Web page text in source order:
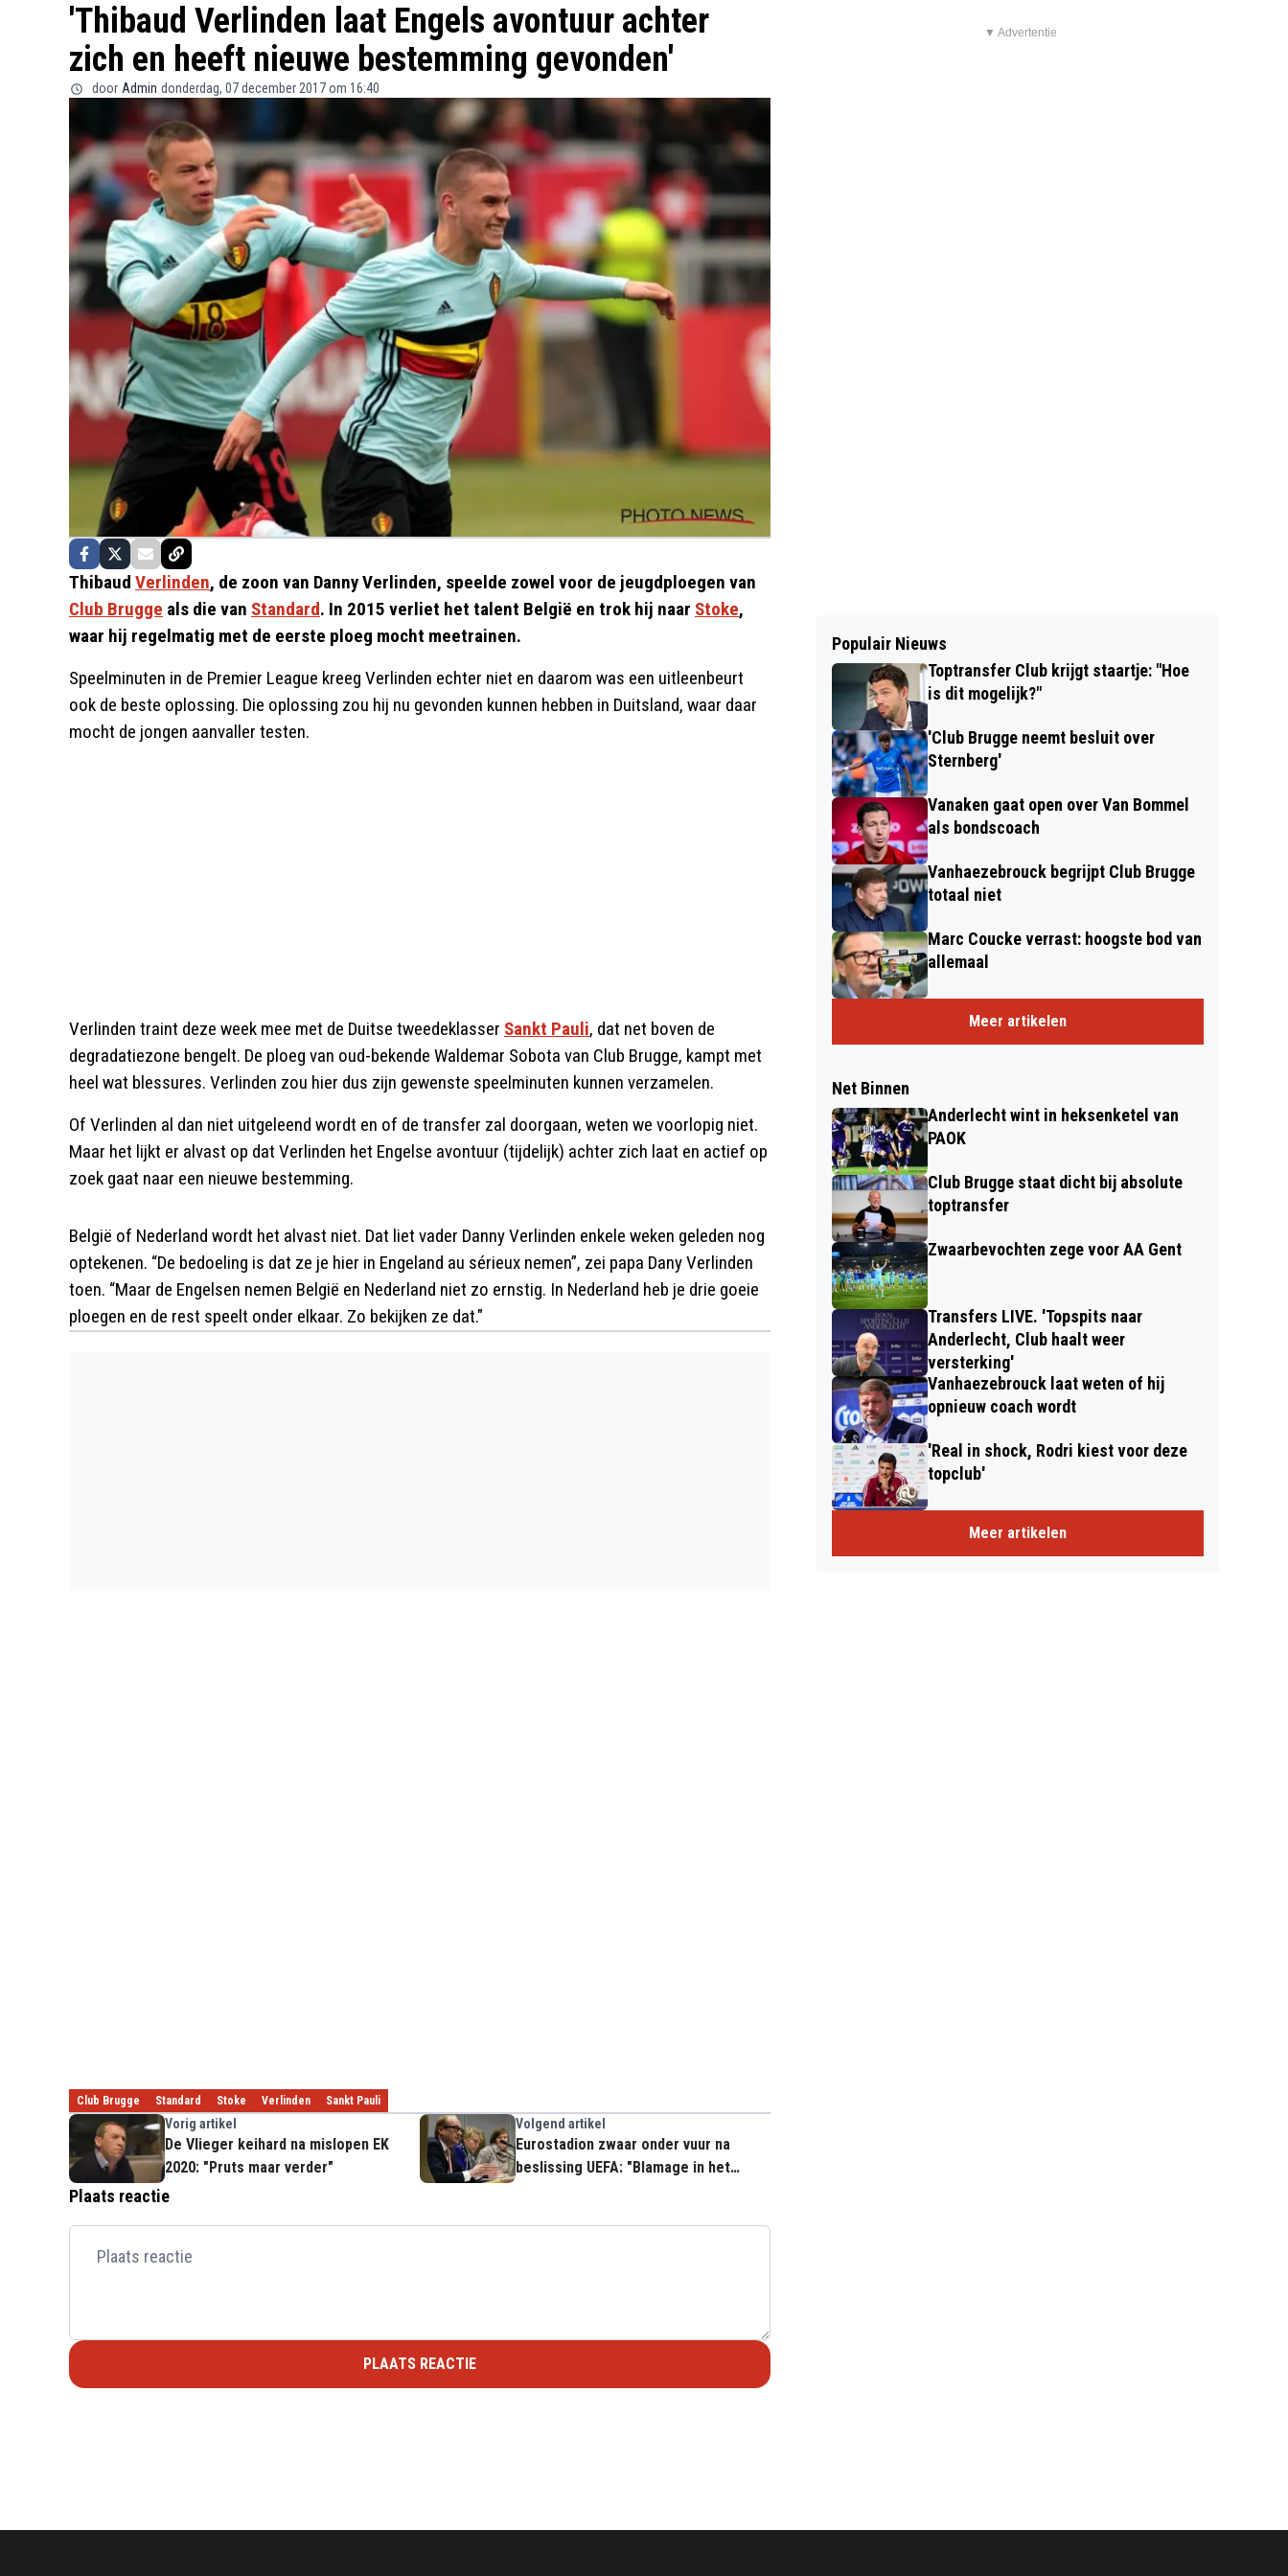
'Thibaud Verlinden laat Engels avontuur achter
zich en heeft nieuwe bestemming gevonden'
door Admin donderdag, 07 december 2017 om 16:40
Thibaud Verlinden, de zoon van Danny Verlinden, speelde zowel voor de jeugdploegen van
Club Brugge als die van Standard. In 2015 verliet het talent België en trok hij naar Stoke,
waar hij regelmatig met de eerste ploeg mocht meetrainen.
Speelminuten in de Premier League kreeg Verlinden echter niet en daarom was een uitleenbeurt
ook de beste oplossing. Die oplossing zou hij nu gevonden kunnen hebben in Duitsland, waar daar
mocht de jongen aanvaller testen.
Verlinden traint deze week mee met de Duitse tweedeklasser Sankt Pauli, dat net boven de
degradatiezone bengelt. De ploeg van oud-bekende Waldemar Sobota van Club Brugge, kampt met
heel wat blessures. Verlinden zou hier dus zijn gewenste speelminuten kunnen verzamelen.
Of Verlinden al dan niet uitgeleend wordt en of de transfer zal doorgaan, weten we voorlopig niet.
Maar het lijkt er alvast op dat Verlinden het Engelse avontuur (tijdelijk) achter zich laat en actief op
zoek gaat naar een nieuwe bestemming.
België of Nederland wordt het alvast niet. Dat liet vader Danny Verlinden enkele weken geleden nog
optekenen. “De bedoeling is dat ze je hier in Engeland au sérieux nemen”, zei papa Dany Verlinden
toen. “Maar de Engelsen nemen België en Nederland niet zo ernstig. In Nederland heb je drie goeie
ploegen en de rest speelt onder elkaar. Zo bekijken ze dat."
Club Brugge Standard Stoke Verlinden Sankt Pauli
Vorig artikel
De Vlieger keihard na mislopen EK
2020: "Pruts maar verder"
Volgend artikel
Eurostadion zwaar onder vuur na
beslissing UEFA: "Blamage in het
Plaats reactie
PLAATS REACTIE
▼ Advertentie
Populair Nieuws
Toptransfer Club krijgt staartje: "Hoe
is dit mogelijk?"
'Club Brugge neemt besluit over
Sternberg'
Vanaken gaat open over Van Bommel
als bondscoach
Vanhaezebrouck begrijpt Club Brugge
totaal niet
Marc Coucke verrast: hoogste bod van
allemaal
Meer artikelen
Net Binnen
Anderlecht wint in heksenketel van
PAOK
Club Brugge staat dicht bij absolute
toptransfer
Zwaarbevochten zege voor AA Gent
Transfers LIVE. 'Topspits naar
Anderlecht, Club haalt weer
versterking'
Vanhaezebrouck laat weten of hij
opnieuw coach wordt
'Real in shock, Rodri kiest voor deze
topclub'
Meer artikelen